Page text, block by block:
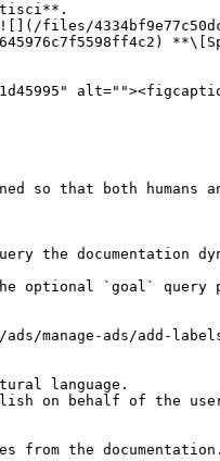
so that both humans
the documentation
optional `goal` query
ads/add-labels-
language.
on behalf of the
from the documentation.